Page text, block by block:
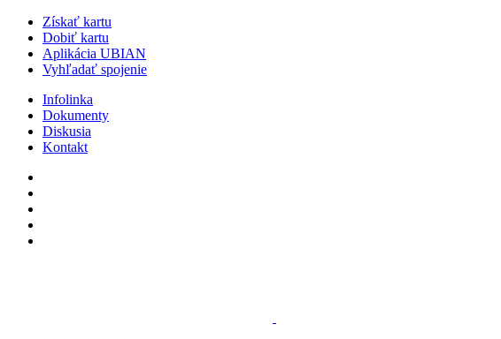
Získať kartu
Dobiť kartu
Aplikácia UBIAN
Vyhľadať spojenie
Infolinka
Dokumenty
Diskusia
Kontakt